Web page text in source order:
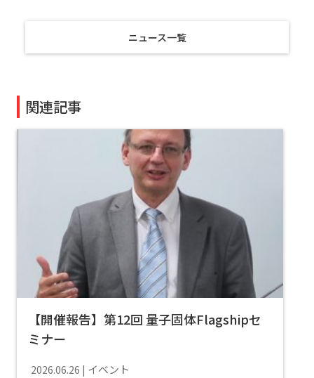
ニュース一覧
関連記事
【開催報告】第12回 量子固体Flagshipセ
ミナー
2026.06.26
イベント